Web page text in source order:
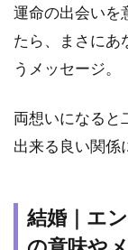
運命の出会いを
たら、まさにあ
うメッセージ。
両想いになると
出来る良い関係
結婚｜エ